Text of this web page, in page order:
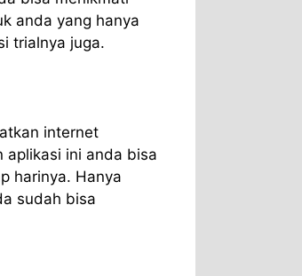
anda yang hanya
trialnya juga.
internet
aplikasi ini anda bisa
harinya. Hanya
sudah bisa